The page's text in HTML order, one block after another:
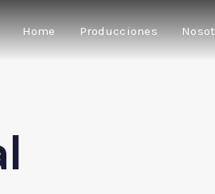
Home Producciones